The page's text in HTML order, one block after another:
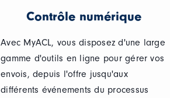
Contrôle numérique
Avec MyACL, vous disposez d'une large
gamme d'outils en ligne pour gérer vos
envois, depuis l'offre jusqu'aux
différents événements du processus